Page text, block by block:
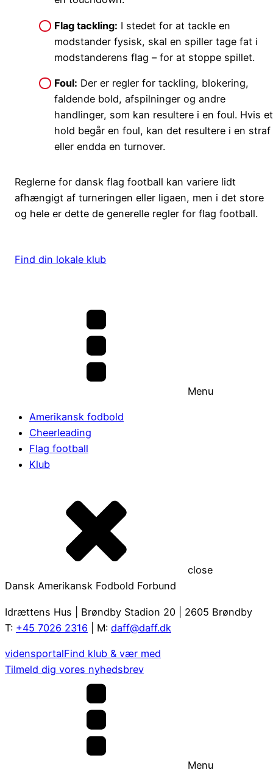
Flag tackling: I stedet for at tackle en
modstander fysisk, skal en spiller tage fat i
modstanderens flag – for at stoppe spillet.
Foul: Der er regler for tackling, blokering,
faldende bold, afspilninger og andre
handlinger, som kan resultere i en foul. Hvis et
hold begår en foul, kan det resultere i en straf
eller endda en turnover.
Reglerne for dansk flag football kan variere lidt
afhængigt af turneringen eller ligaen, men i det store
og hele er dette de generelle regler for flag football.
Find din lokale klub
Menu
Amerikansk fodbold
Cheerleading
Flag football
Klub
close
Dansk Amerikansk Fodbold Forbund
Idrættens Hus | Brøndby Stadion 20 | 2605 Brøndby
T: +45 7026 2316 | M: daff@daff.dk
vidensportalFind klub & vær med
Tilmeld dig vores nyhedsbrev
Menu